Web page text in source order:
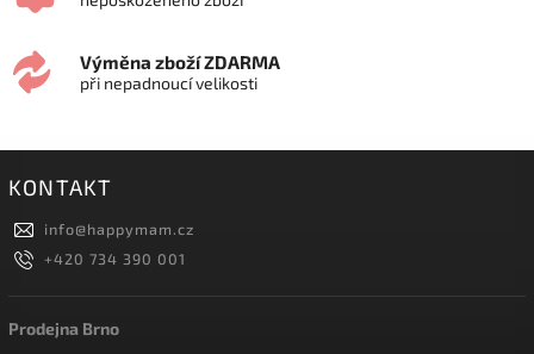
Výměna zboží ZDARMA
při nepadnoucí velikosti
KONTAKT
info@happymam.cz
+420 734 390 001
Prodejna Brno